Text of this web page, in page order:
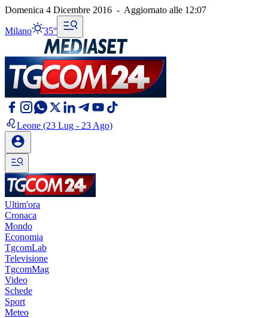
Domenica 4 Dicembre 2016 - Aggiornato alle 12:07
Milano 35°
Leone (23 Lug - 23 Ago)
Ultim'ora
Cronaca
Mondo
Economia
TgcomLab
Televisione
TgcomMag
Video
Schede
Sport
Meteo